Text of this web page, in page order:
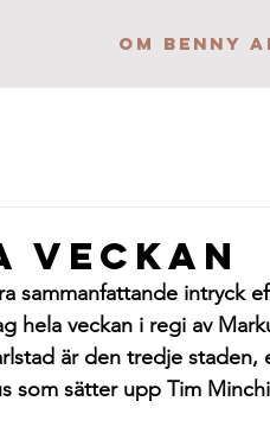
OM BENNY
veckan
sammanfattande intryck
hela veckan i regi av
är den tredje
som sätter upp Tim